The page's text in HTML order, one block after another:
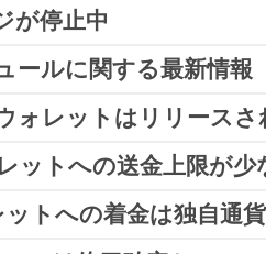
ので注意しましょう。
たい場合はwhitebitを利用し
リリースされたようです。
が停止中
運用を止めている」というア
ールに関する最新情報
ついて、公式より発表があり
ォレットはリリースさ
19日にリリースされる予定
ットへの送金上限が少
トへの着金は独自通